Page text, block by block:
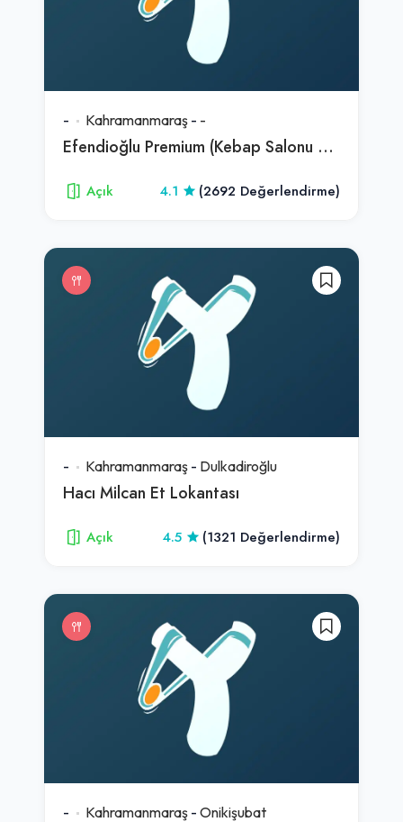
- Kahramanmaraş - -
Efendioğlu Premium (Kebap Salonu & Restaurant)
Açık 4.1 (2692 Değerlendirme)
- Kahramanmaraş - Dulkadiroğlu
Hacı Milcan Et Lokantası
Açık 4.5 (1321 Değerlendirme)
- Kahramanmaraş - Onikişubat